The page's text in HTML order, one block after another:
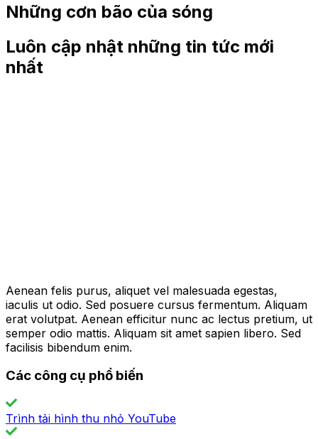
Những cơn bão của sóng
Luôn cập nhật những tin tức mới
nhất
Aenean felis purus, aliquet vel malesuada egestas,
iaculis ut odio. Sed posuere cursus fermentum. Aliquam
erat volutpat. Aenean efficitur nunc ac lectus pretium, ut
semper odio mattis. Aliquam sit amet sapien libero. Sed
facilisis bibendum enim.
Các công cụ phổ biến
Trình tải hình thu nhỏ YouTube